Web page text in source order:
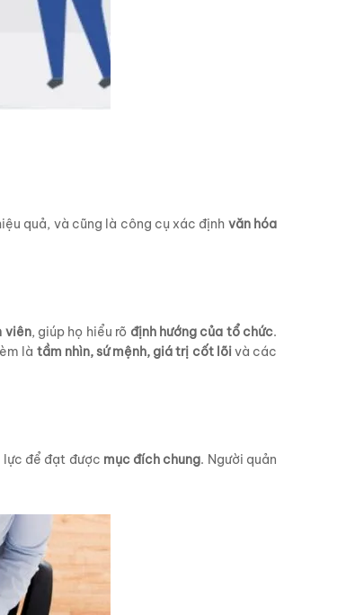
quả, và cũng là công cụ xác định văn hóa
viên, giúp họ hiểu rõ định hướng của tổ chức.
là tầm nhìn, sứ mệnh, giá trị cốt lõivà các
lực để đạt được mục đích chung. Người quản